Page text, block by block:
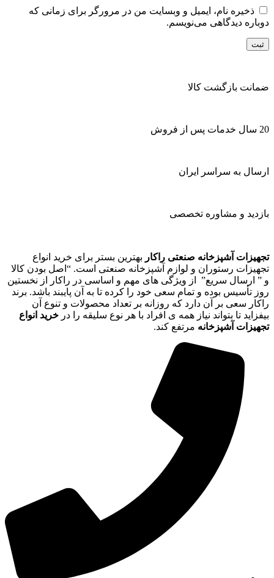
ذخیره نام، ایمیل و وبسایت من در مرورگر برای زمانی که
دوباره دیدگاهی می‌نویسم.
ضمانت بازگشت کالا
20 سال خدمات پس از فروش
ارسال به سراسر ایران
بازدید و مشاوره تخصصی
تجهیزات آشپزخانه صنعتی راکار بهترین بستر برای خرید انواع
تجهیزات رستوران و لوازم آشپزخانه صنعتی است. “اصل بودن کالا
و ” ارسال سریع” از ویژگی های مهم و اساسی در راکار از نخستین
روز تأسیس بوده و تمام سعی خود را کرده تا به آن پایبند باشد. برند
راکار سعی بر آن دارد که روزانه بر تعداد محصولات و تنوع آن
بیفزاید تا بتواند نیاز همه ی افراد با هر نوع سلیقه را در خرید انواع
تجهیزات آشپزخانه مرتفع کند.